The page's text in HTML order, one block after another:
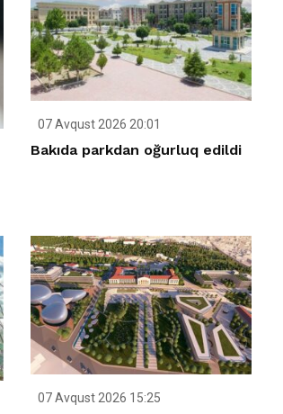
07 Avqust 2026 20:01
Bakıda parkdan oğurluq edildi
07 Avqust 2026 15:25